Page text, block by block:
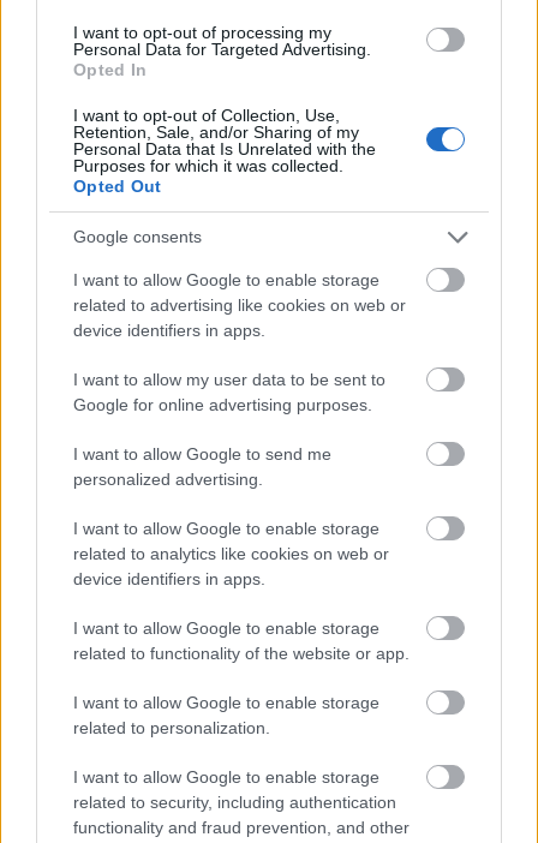
I want to opt-out of processing my
Personal Data for Targeted Advertising.
Opted In
I want to opt-out of Collection, Use,
Retention, Sale, and/or Sharing of my
Personal Data that Is Unrelated with the
Purposes for which it was collected.
Opted Out
Google consents
I want to allow Google to enable storage
related to advertising like cookies on web or
device identifiers in apps.
I want to allow my user data to be sent to
Google for online advertising purposes.
I want to allow Google to send me
personalized advertising.
I want to allow Google to enable storage
related to analytics like cookies on web or
device identifiers in apps.
I want to allow Google to enable storage
related to functionality of the website or app.
I want to allow Google to enable storage
related to personalization.
I want to allow Google to enable storage
related to security, including authentication
functionality and fraud prevention, and other